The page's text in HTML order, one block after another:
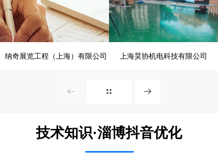
- 展览、装饰 -
纳奇展览工程（上海）有限公司
- 建筑、建材 -
上海昊协机电科技有限公司
技术知识·淄博抖音优化